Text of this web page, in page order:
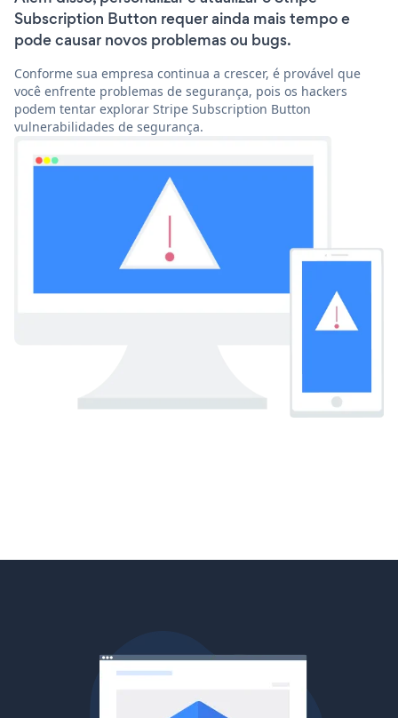
Subscription Button requer ainda mais tempo e
pode causar novos problemas ou bugs.
Conforme sua empresa continua a crescer, é provável que
você enfrente problemas de segurança, pois os hackers
podem tentar explorar Stripe Subscription Button
vulnerabilidades de segurança.